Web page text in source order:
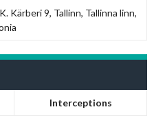
Kärberi 9, Tallinn, Tallinna linn,
Interceptions